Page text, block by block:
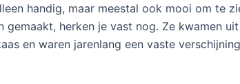
handig, maar meestal ook mooi om te
herken je vast nog. Ze kwamen
en waren jarenlang een vaste